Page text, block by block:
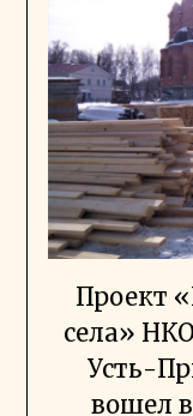
Проект
села»
Усть-
вошел